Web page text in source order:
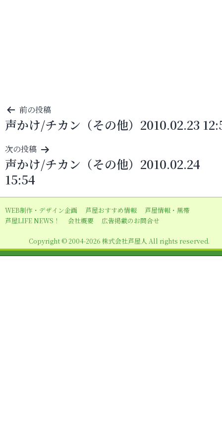
投
稿
ナ
ビ
ゲ
ー
シ
ョ
前の投稿
声かけ/チカン（その他）2010.02.23
次の投稿
声かけ/チカン（その他）2010.02.24
15:54
WEB制作・デザイン企画 芦屋おすすめ情報
芦屋情報・黒帯
芦屋LIFE NEWS！
会社概要 広告掲載のお問合せ
Copyright © 2004-2026 株式会社芦屋人 All rights reserved.